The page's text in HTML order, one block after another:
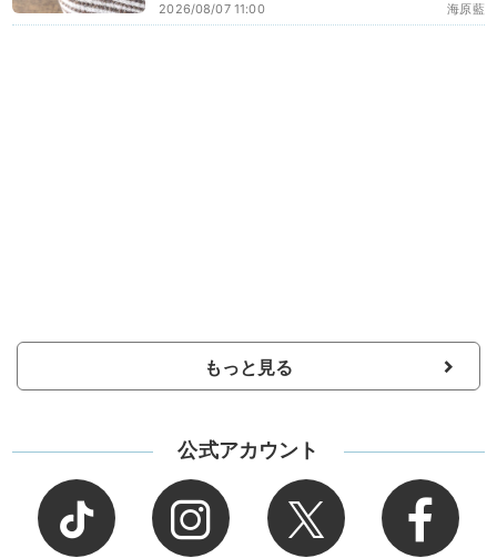
海原藍
2026/08/07 11:00
もっと見る
公式アカウント